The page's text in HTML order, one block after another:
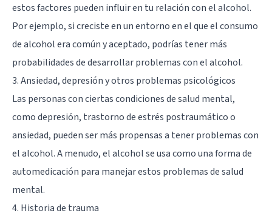
estos factores pueden influir en tu relación con el alcohol.
Por ejemplo, si creciste en un entorno en el que el consumo
de alcohol era común y aceptado, podrías tener más
probabilidades de desarrollar problemas con el alcohol.
3. Ansiedad, depresión y otros problemas psicológicos
Las personas con ciertas condiciones de salud mental,
como depresión, trastorno de estrés postraumático o
ansiedad, pueden ser más propensas a tener problemas con
el alcohol. A menudo, el alcohol se usa como una forma de
automedicación para manejar estos problemas de salud
mental.
4. Historia de trauma